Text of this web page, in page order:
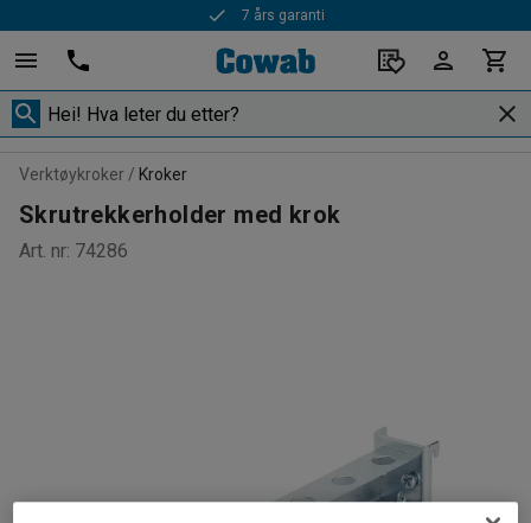
7 års garanti
Verktøykroker Kroker
Skrutrekkerholder med krok
Art. nr: 74286